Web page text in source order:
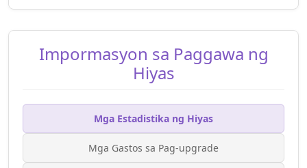
Flawless Imperial - +
Royal
Flawless Royal -
Impormasyon sa Paggawa ng
Hiyas
Mga Estadistika ng Hiyas
Mga Gastos sa Pag-upgrade